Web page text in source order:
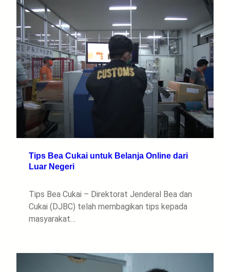
Tips Bea Cukai untuk Belanja Online dari
Luar Negeri
Tips Bea Cukai – Direktorat Jenderal Bea dan
Cukai (DJBC) telah membagikan tips kepada
masyarakat…